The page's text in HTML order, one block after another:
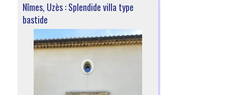
Nîmes, Uzès : Splendide villa type
bastide